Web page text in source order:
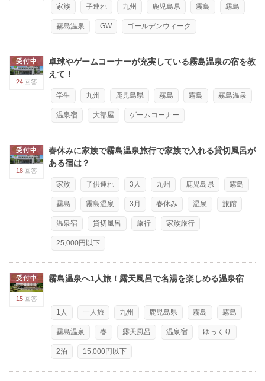
家族 子連れ 九州 鹿児島県 霧島 霧島
霧島温泉 GW ゴールデンウィーク
受付中
24 回答
卓球やゲームコーナーが充実している霧島温泉の宿を教
えて！
学生 九州 鹿児島県 霧島 霧島 霧島温泉
温泉宿 大部屋 ゲームコーナー
受付中
18 回答
春休みに家族で霧島温泉旅行で家族で入れる貸切風呂が
ある宿は？
家族 子供連れ 3人 九州 鹿児島県 霧島
霧島 霧島温泉 3月 春休み 温泉 旅館
温泉宿 貸切風呂 旅行 家族旅行
25,000円以下
受付中
15 回答
霧島温泉へ1人旅！露天風呂で名湯を楽しめる温泉宿
1人 一人旅 九州 鹿児島県 霧島 霧島
霧島温泉 春 露天風呂 温泉宿 ゆっくり
2泊 15,000円以下